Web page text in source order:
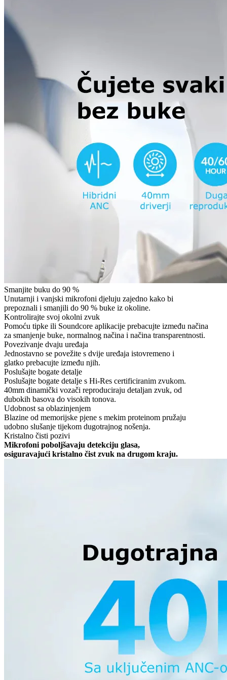
Smanjite buku do 90 %
Unutarnji i vanjski mikrofoni djeluju zajedno kako bi
prepoznali i smanjili do 90 % buke iz okoline.
Kontrolirajte svoj okolni zvuk
Pomoću tipke ili Soundcore aplikacije prebacujte između načina
za smanjenje buke, normalnog načina i načina transparentnosti.
Povezivanje dvaju uređaja
Jednostavno se povežite s dvije uređaja istovremeno i
glatko prebacujte između njih.
Poslušajte bogate detalje
Poslušajte bogate detalje s Hi-Res certificiranim zvukom.
40mm dinamički vozači reproduciraju detaljan zvuk, od
dubokih basova do visokih tonova.
Udobnost sa oblazinjenjem
Blazine od memorijske pjene s mekim proteinom pružaju
udobno slušanje tijekom dugotrajnog nošenja.
Kristalno čisti pozivi
Mikrofoni poboljšavaju detekciju glasa,
osiguravajući kristalno čist zvuk na drugom kraju.